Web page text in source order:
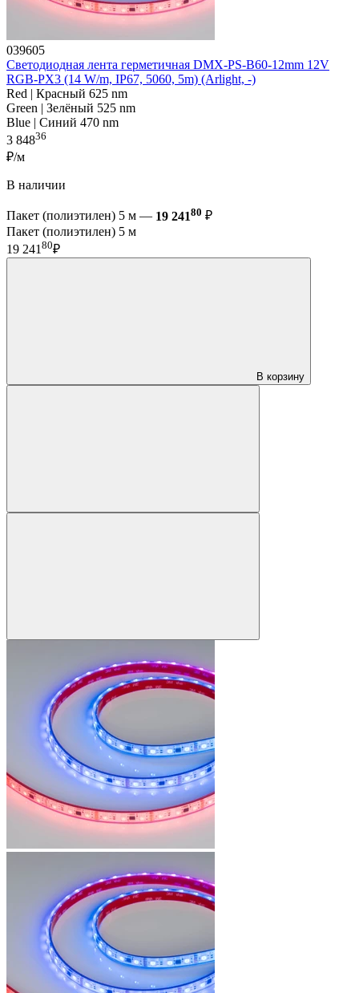
039605
Светодиодная лента герметичная DMX-PS-B60-12mm 12V
RGB-PX3 (14 W/m, IP67, 5060, 5m) (Arlight, -)
Red | Красный 625 nm
Green | Зелёный 525 nm
Blue | Синий 470 nm
3 84836
₽/м
В наличии
Пакет (полиэтилен) 5 м — 19 24180 ₽
Пакет (полиэтилен) 5 м
19 241 80₽
В корзину